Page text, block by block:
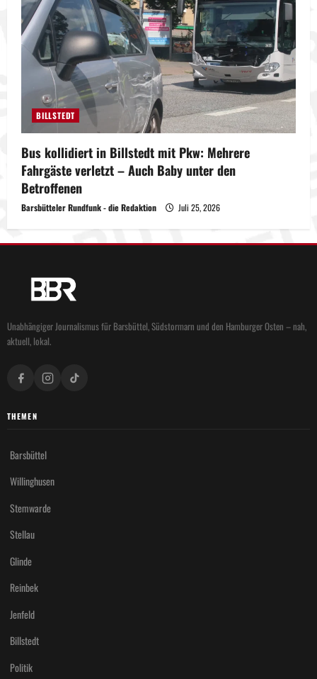
BILLSTEDT
Bus kollidiert in Billstedt mit Pkw: Mehrere
Fahrgäste verletzt – Auch Baby unter den
Betroffenen
Barsbütteler Rundfunk - die Redaktion Juli 25, 2026
Unabhängiger Journalismus für Barsbüttel, Südstormarn und den Hamburger Osten – nah,
aktuell, lokal.
THEMEN
Barsbüttel
Willinghusen
Stemwarde
Stellau
Glinde
Reinbek
Jenfeld
Billstedt
Politik